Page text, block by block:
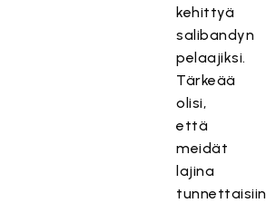
kehittyä
salibandyn
pelaajiksi.
Tärkeää
olisi,
että
meidät
lajina
tunnettaisiin